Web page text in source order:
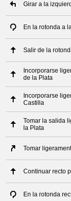
Girar a la
En la rotonda a
Salir de la
Incorporarse
de la Plata
Incorporarse
Castilla
Tomar la salida
la Plata
Tomar
Continuar recto
En la rotonda